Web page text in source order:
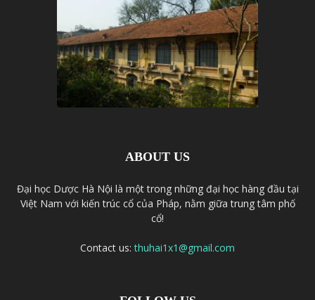
ABOUT US
Đại học Dược Hà Nội là một trong những đại học hàng đầu tại
Việt Nam với kiến trúc cổ của Pháp, nằm giữa trung tâm phố
cổ!
Contact us:thuhai1x1@gmail.com